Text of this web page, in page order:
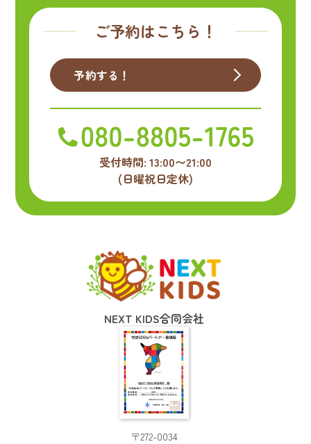
ご予約はこちら！
予約する！
受付時間: 13:00〜21:00
(日曜祝日定休)
NEXT KIDS合同会社
〒272-0034